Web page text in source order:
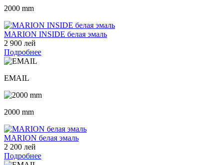
2000 mm
MARION INSIDE белая эмаль
2 900 лей
Подробнее
EMAIL
2000 mm
MARION белая эмаль
2 200 лей
Подробнее